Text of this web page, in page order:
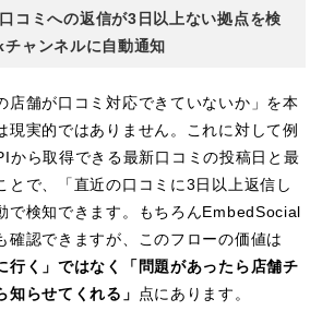
コミへの返信が3日以上ない拠点を検
ャンネルに自動通知
店舗が口コミ対応できていないか」を本
現実的ではありません。これに対して例
から取得できる最新口コミの投稿日と最
とで、「直近の口コミに3日以上返信し
で検知できます。もちろんEmbedSocial
確認できますが、このフローの価値は
行く」ではなく「問題があったら店舗チ
知らせてくれる」
点にあります。